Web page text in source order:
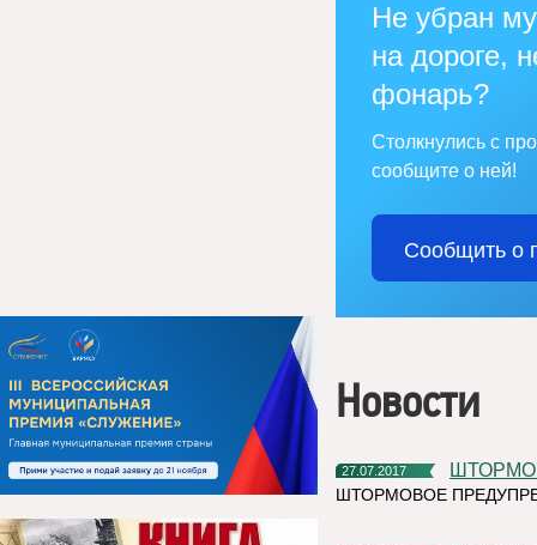
Не убран
на дороге,
фонарь?
Столкнулись с
сообщите о ней!
Сообщить о
Новости
27.07.2017
ШТОРМОВОЕ